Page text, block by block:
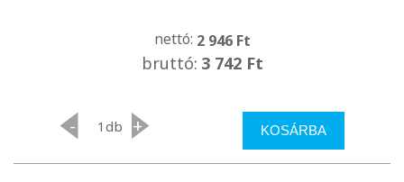
nettó: 2 946 Ft
bruttó: 3 742 Ft
- db + KOSÁRBA